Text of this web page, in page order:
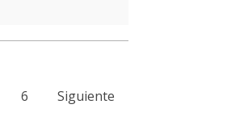
6 Siguiente